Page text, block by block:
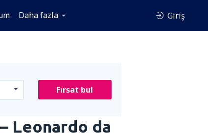
Daha fazla Giriş
Fırsat bul
Leonardo da